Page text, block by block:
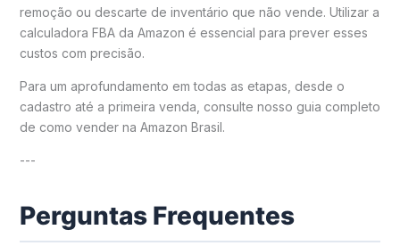
remoção ou descarte de inventário que não vende. Utilizar a
calculadora FBA da Amazon é essencial para prever esses
custos com precisão.
Para um aprofundamento em todas as etapas, desde o
cadastro até a primeira venda, consulte nosso guia completo
de como vender na Amazon Brasil.
---
Perguntas Frequentes